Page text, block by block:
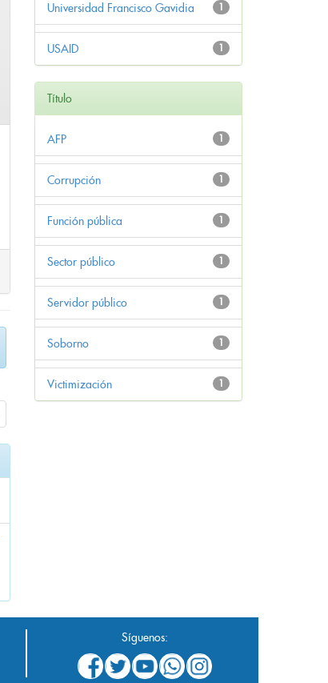
1
Universidad Francisco Gavidia
1
USAID
Título
1
AFP
1
Corrupción
1
Función pública
1
Sector público
1
Servidor público
1
Soborno
1
Victimización
Síguenos: